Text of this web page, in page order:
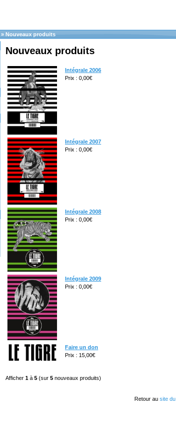
» Nouveaux produits
Nouveaux produits
Intégrale 2006
Prix : 0,00€
Intégrale 2007
Prix : 0,00€
Intégrale 2008
Prix : 0,00€
Intégrale 2009
Prix : 0,00€
Faire un don
Prix : 15,00€
Afficher 1 à 5 (sur 5 nouveaux produits)
Retour au site du